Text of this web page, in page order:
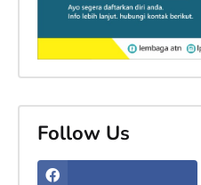
Follow Us